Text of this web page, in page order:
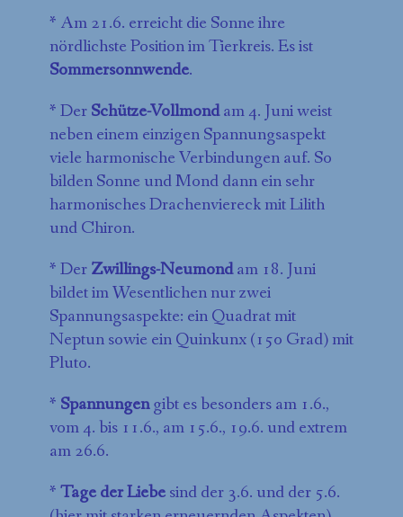
* Am 21.6. erreicht die Sonne ihre
nördlichste Position im Tierkreis. Es ist
Sommersonnwende.
* DerSchütze-Vollmondam 4. Juni weist
neben einem einzigen Spannungsaspekt
viele harmonische Verbindungen auf. So
bilden Sonne und Mond dann ein sehr
harmonisches Drachenviereck mit Lilith
und Chiron.
* DerZwillings-Neumondam 18. Juni
bildet im Wesentlichen nur zwei
Spannungsaspekte: ein Quadrat mit
Neptun sowie ein Quinkunx (150 Grad) mit
Pluto.
* Spannungengibt es besonders am 1.6.,
vom 4. bis 11.6., am 15.6., 19.6. und extrem
am 26.6.
*Tage der Liebesind der 3.6. und der 5.6.